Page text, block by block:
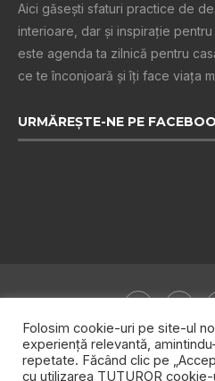
Aici găsești sfaturi practice de
interioare, dar și inspiraţie
este agenda ta zilnică pentru
ce te înconjoară şi îţi face viaţa
URMĂREȘTE-NE PE
Despre noi Publicitate
Folosim cookie-uri pe site-ul
experiență relevantă,
repetate. Făcând clic pe
cu utilizarea TUTUROR